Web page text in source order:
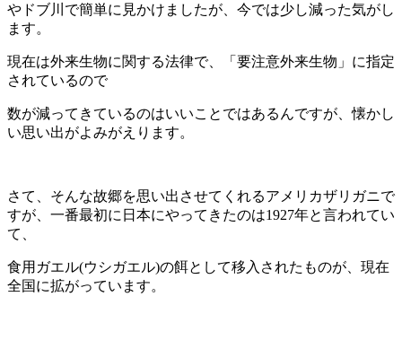
やドブ川で簡単に見かけましたが、今では少し減った気がし
ます。
現在は外来生物に関する法律で、「要注意外来生物」に指定
されているので
数が減ってきているのはいいことではあるんですが、懐かし
い思い出がよみがえります。
さて、そんな故郷を思い出させてくれるアメリカザリガニで
すが、一番最初に日本にやってきたのは1927年と言われてい
て、
食用ガエル(ウシガエル)の餌として移入されたものが、現在
全国に拡がっています。